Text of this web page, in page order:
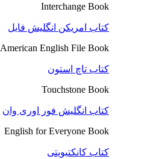
Interchange Book
کتاب امریکن انگلیش فایل
American English File Book
کتاب تاچ استون
Touchstone Book
کتاب انگلیش فور اوری وان
English for Everyone Book
کتاب کانکتیویتی